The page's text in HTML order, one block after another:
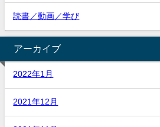
読書／動画／学び
アーカイブ
2022年1月
2021年12月